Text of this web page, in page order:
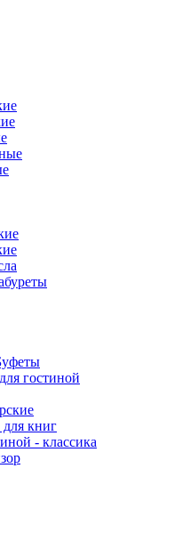
гостиной
книг
- классика